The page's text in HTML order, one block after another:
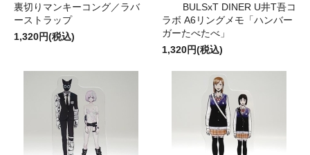
裏切りマンキーコング／ラバ
ーストラップ
1,320円(税込)
BULSxT DINER U井T吾コ
ラボ A6リングメモ「ハンバー
ガーたべたべ」
1,320円(税込)